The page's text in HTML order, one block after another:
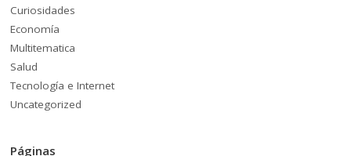
Curiosidades
Economía
Multitematica
Salud
Tecnología e Internet
Uncategorized
Páginas